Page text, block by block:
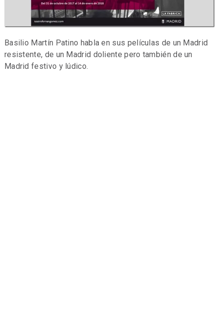
Basilio Martín Patino habla en sus películas de un Madrid
resistente, de un Madrid doliente pero también de un
Madrid festivo y lúdico.